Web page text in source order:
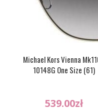
Michael Kors Vienna
10148G One Size (61)
539.00zł